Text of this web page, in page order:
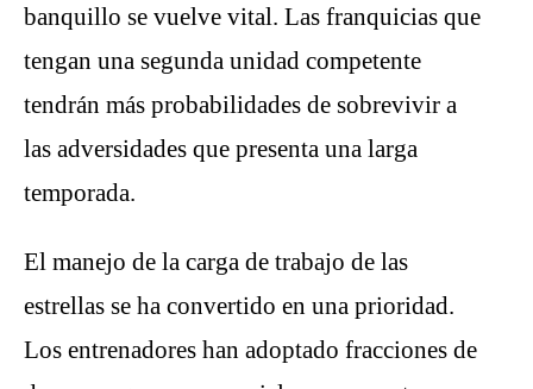
banquillo se vuelve vital. Las franquicias que
tengan una segunda unidad competente
tendrán más probabilidades de sobrevivir a
las adversidades que presenta una larga
temporada.
El manejo de la carga de trabajo de las
estrellas se ha convertido en una prioridad.
Los entrenadores han adoptado fracciones de